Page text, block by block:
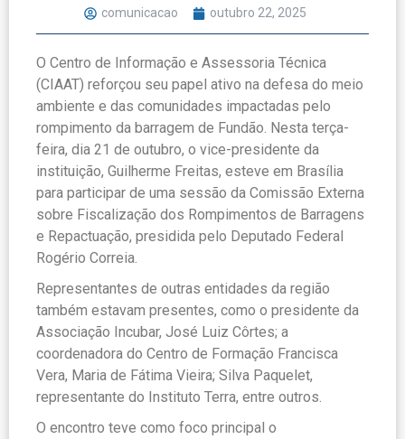
comunicacao outubro 22, 2025
O Centro de Informação e Assessoria Técnica
(CIAAT) reforçou seu papel ativo na defesa do meio
ambiente e das comunidades impactadas pelo
rompimento da barragem de Fundão. Nesta terça-
feira, dia 21 de outubro, o vice-presidente da
instituição, Guilherme Freitas, esteve em Brasília
para participar de uma sessão da Comissão Externa
sobre Fiscalização dos Rompimentos de Barragens
e Repactuação, presidida pelo Deputado Federal
Rogério Correia.
Representantes de outras entidades da região
também estavam presentes, como o presidente da
Associação Incubar, José Luiz Côrtes; a
coordenadora do Centro de Formação Francisca
Vera, Maria de Fátima Vieira; Silva Paquelet,
representante do Instituto Terra, entre outros.
O encontro teve como foco principal o